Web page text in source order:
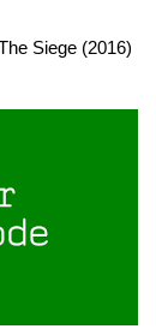
Siege (2016)